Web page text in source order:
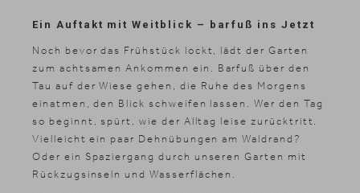
Ein Auftakt mit Weitblick – barfuß ins Jetzt
Noch bevor das Frühstück lockt, lädt der Garten
zum achtsamen Ankommen ein. Barfuß über den
Tau auf der Wiese gehen, die Ruhe des Morgens
einatmen, den Blick schweifen lassen. Wer den Tag
so beginnt, spürt, wie der Alltag leise zurücktritt.
Vielleicht ein paar Dehnübungen am Waldrand?
Oder ein Spaziergang durch unseren Garten mit
Rückzugsinseln und Wasserflächen.